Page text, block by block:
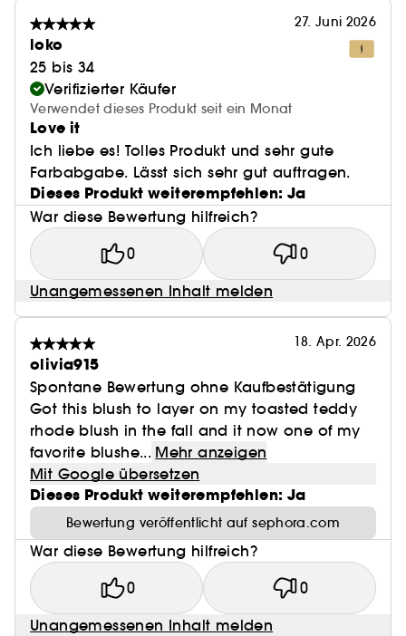
27. Juni 2026
loko
25 bis 34
Verifizierter Käufer
Verwendet dieses Produkt seit ein Monat
Love it
Ich liebe es! Tolles Produkt und sehr gute
Farbabgabe. Lässt sich sehr gut auftragen.
Dieses Produkt weiterempfehlen: Ja
War diese Bewertung hilfreich?
0 0
Unangemessenen Inhalt melden
18. Apr. 2026
olivia915
Spontane Bewertung ohne Kaufbestätigung
Got this blush to layer on my toasted teddy
rhode blush in the fall and it now one of my
favorite blushe... Mehr anzeigen
Mit Google übersetzen
Dieses Produkt weiterempfehlen: Ja
Bewertung veröffentlicht auf sephora.com
War diese Bewertung hilfreich?
0 0
Unangemessenen Inhalt melden